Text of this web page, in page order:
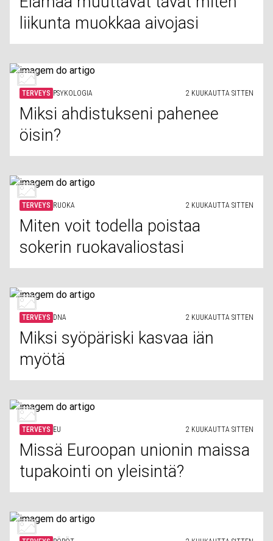
liikunta muokkaa aivojasi
TERVEYS PSYKOLOGIA 2 KUUKAUTTA SITTEN
Miksi ahdistukseni pahenee
öisin?
TERVEYS RUOKA 2 KUUKAUTTA SITTEN
Miten voit todella poistaa
sokerin ruokavaliostasi
TERVEYS DNA 2 KUUKAUTTA SITTEN
Miksi syöpäriski kasvaa iän
myötä
TERVEYS EU 2 KUUKAUTTA SITTEN
Missä Euroopan unionin maissa
tupakointi on yleisintä?